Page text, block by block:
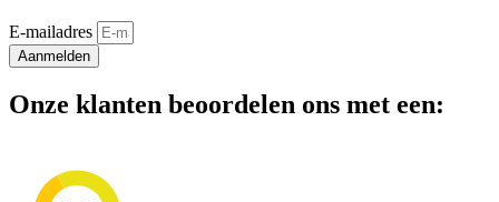
E-mailadres
Aanmelden
Onze klanten beoordelen ons met een: